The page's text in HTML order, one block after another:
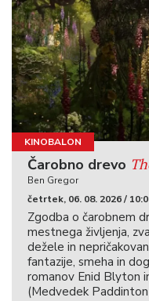
KINOBALON
Čarobno drevo
Ben Gregor
četrtek, 06. 08. 2026 /
Zgodba o čarobnem
mestnega življenja,
dežele in
fantazije, smeha in
romanov Enid Blyton
(Medvedek